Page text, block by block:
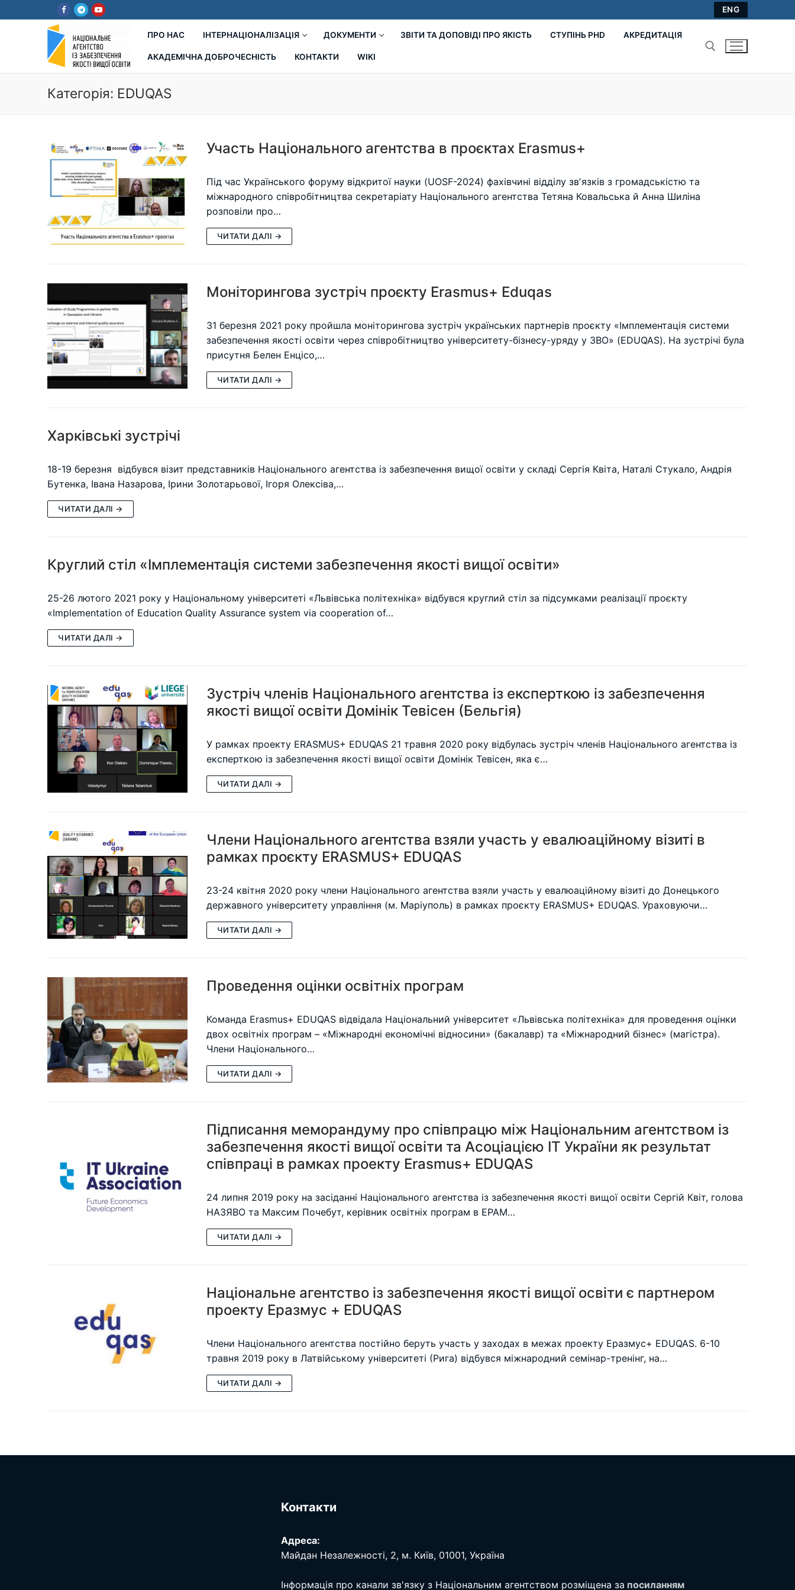
до
ENG
ПРО НАС ІНТЕРНАЦІОНАЛІЗАЦІЯ ДОКУМЕНТИ ЗВІТИ ТА ДОПОВІДІ ПРО ЯКІСТЬ СТУПІНЬ PHD АКРЕДИТАЦІЯ
АКАДЕМІЧНА ДОБРОЧЕСНІСТЬ КОНТАКТИ WIKI
Категорія: EDUQAS
Участь Національного агентства в проєктах Erasmus+
Під час Українського форуму відкритої науки (UOSF-2024) фахівчині відділу звʼязків з громадськістю та
міжнародного співробітництва секретаріату Національного агентства Тетяна Ковальська й Анна Шиліна
розповіли про…
ЧИТАТИ ДАЛІ →
Моніторингова зустріч проєкту Erasmus+ Eduqas
31 березня 2021 року пройшла моніторингова зустріч українських партнерів проєкту «Імплементація системи
забезпечення якості освіти через співробітництво університету-бізнесу-уряду у ЗВО» (EDUQAS). На зустрічі була
присутня Белен Енцісо,…
ЧИТАТИ ДАЛІ →
Харківські зустрічі
18-19 березня відбувся візит представників Національного агентства із забезпечення вищої освіти у складі Сергія Квіта, Наталі Стукало, Андрія
Бутенка, Івана Назарова, Ірини Золотарьової, Ігоря Олексіва,…
ЧИТАТИ ДАЛІ →
Круглий стіл «Імплементація системи забезпечення якості вищої освіти»
25-26 лютого 2021 року у Національному університеті «Львівська політехніка» відбувся круглий стіл за підсумками реалізації проєкту
«Implementation of Education Quality Assurance system via cooperation of…
ЧИТАТИ ДАЛІ →
Зустріч членів Національного агентства із експерткою із забезпечення
якості вищої освіти Домінік Тевісен (Бельгія)
У рамках проекту ERASMUS+ EDUQAS 21 травня 2020 року відбулась зустріч членів Національного агентства із
експерткою із забезпечення якості вищої освіти Домінік Тевісен, яка є…
ЧИТАТИ ДАЛІ →
Члени Національного агентства взяли участь у евалюаційному візиті в
рамках проєкту ERASMUS+ EDUQAS
23-24 квітня 2020 року члени Національного агентства взяли участь у евалюаційному візиті до Донецького
державного університету управління (м. Маріуполь) в рамках проєкту ERASMUS+ EDUQAS. Ураховуючи…
ЧИТАТИ ДАЛІ →
Проведення оцінки освітніх програм
Команда Erasmus+ EDUQAS відвідала Національний університет «Львівська політехніка» для проведення оцінки
двох освітніх програм – «Міжнародні економічні відносини» (бакалавр) та «Міжнародний бізнес» (магістра).
Члени Національного…
ЧИТАТИ ДАЛІ →
Підписання меморандуму про співпрацю між Національним агентством із
забезпечення якості вищої освіти та Асоціацією ІТ України як результат
співпраці в рамках проекту Erasmus+ EDUQAS
24 липня 2019 року на засіданні Національного агентства із забезпечення якості вищої освіти Сергій Квіт, голова
НАЗЯВО та Максим Почебут, керівник освітніх програм в EPAM…
ЧИТАТИ ДАЛІ →
Національне агентство із забезпечення якості вищої освіти є партнером
проекту Еразмус + EDUQAS
Члени Національного агентства постійно беруть участь у заходах в межах проекту Еразмус+ EDUQAS. 6-10
травня 2019 року в Латвійському університеті (Рига) відбувся міжнародний семінар-тренінг, на…
ЧИТАТИ ДАЛІ →
Контакти
Адреса:
Майдан Незалежності, 2, м. Київ, 01001, Україна
Інформація про канали зв'язку з Національним агентством розміщена за посиланням